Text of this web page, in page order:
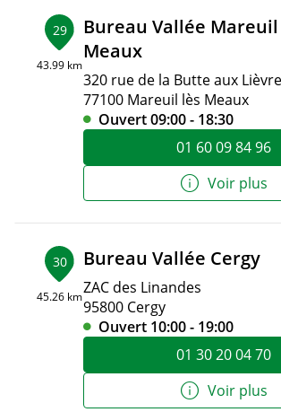
29
43.99 km
Bureau Vallée
Meaux
320 rue de la Butte aux
77100 Mareuil lès Meaux
Ouvert 09:00 - 18:30
01 60 09 84 96
Voir plus
30
45.26 km
Bureau Vallée Cergy
ZAC des Linandes
95800 Cergy
Ouvert 10:00 - 19:00
01 30 20 04 70
Voir plus